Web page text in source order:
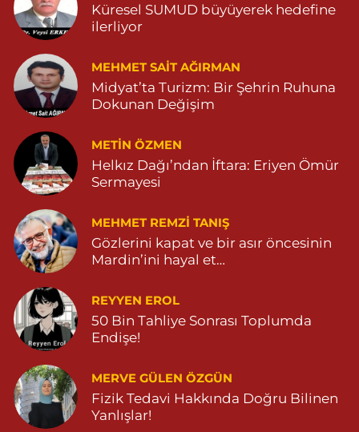
Küresel SUMUD büyüyerek hedefine
ilerliyor
MEHMET SAIT AĞIRMAN
Midyat’ta Turizm: Bir Şehrin Ruhuna
Dokunan Değişim
METIN ÖZMEN
Helkız Dağı’ndan İftara: Eriyen Ömür
Sermayesi
MEHMET REMZI TANIŞ
Gözlerini kapat ve bir asır öncesinin
Mardin’ini hayal et…
REYYEN EROL
50 Bin Tahliye Sonrası Toplumda
Endişe!
MERVE GÜLEN ÖZGÜN
Fizik Tedavi Hakkında Doğru Bilinen
Yanlışlar!